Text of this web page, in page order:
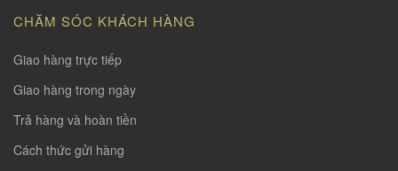
CHĂM SÓC KHÁCH HÀNG
Giao hàng trực tiếp
Giao hàng trong ngày
Trả hàng và hoàn tiền
Cách thức gửi hàng